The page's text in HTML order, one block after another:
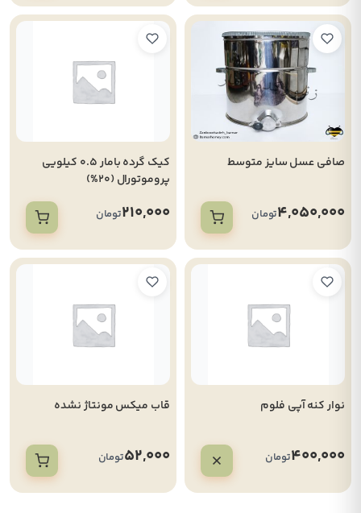
صافی عسل سایز متوسط
4,050,000تومان
کیک گرده بامار 0.5 کیلویی
پروموتورال (20%)
210,000تومان
نوار کنه آپی فلوم
400,000تومان
قاب میکس مونتاژ نشده
52,000تومان